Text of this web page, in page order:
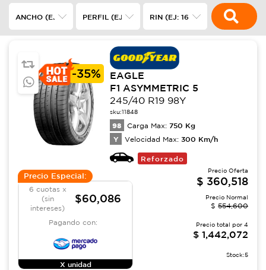
-35%
EAGLE
F1 ASYMMETRIC 5
245/40 R19 98Y
sku:11848
98 Carga Max: 750 Kg
Y Velocidad Max: 300 Km/h
Reforzado
Precio Especial:
6 cuotas x
(sin
intereses)
$60,086
Pagando con:
X unidad
Precio Oferta
$ 360,518
Precio Normal
$ 554,600
Precio total por 4
$ 1,442,072
Stock:5